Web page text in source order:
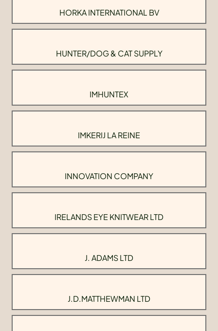
HORKA INTERNATIONAL BV
HUNTER/DOG & CAT SUPPLY
IMHUNTEX
IMKERIJ LA REINE
INNOVATION COMPANY
IRELANDS EYE KNITWEAR LTD
J. ADAMS LTD
J.D.MATTHEWMAN LTD